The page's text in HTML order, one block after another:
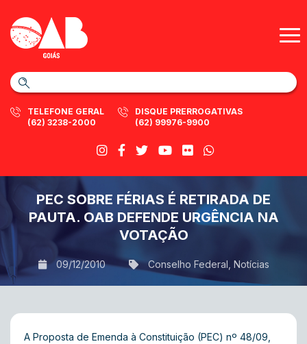
TELEFONE GERAL
(62) 3238-2000
DISQUE PRERROGATIVAS
(62) 99976-9900
PEC SOBRE FÉRIAS É RETIRADA DE
PAUTA. OAB DEFENDE URGÊNCIA NA
VOTAÇÃO
09/12/2010 Conselho Federal Notícias
A Proposta de Emenda à Constituição (PEC) nº 48/09,